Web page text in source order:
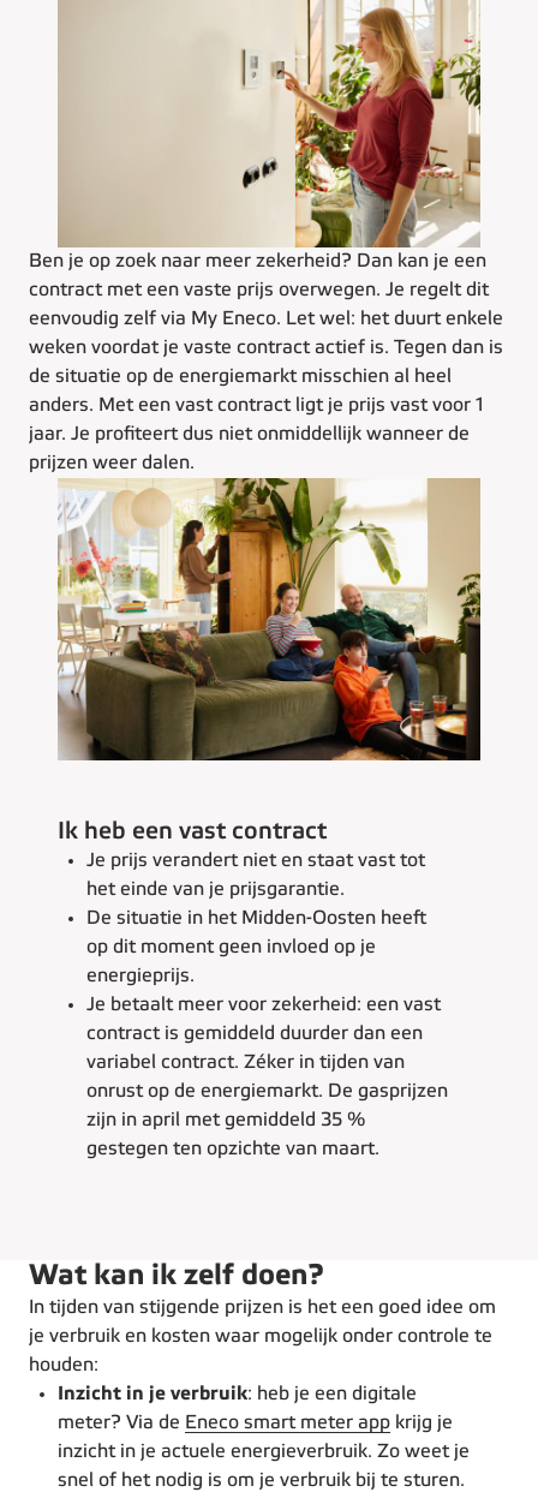
Ben je op zoek naar meer zekerheid? Dan kan je een
contract met een vaste prijs overwegen. Je regelt dit
eenvoudig zelf via My Eneco. Let wel: het duurt enkele
weken voordat je vaste contract actief is. Tegen dan is
de situatie op de energiemarkt misschien al heel
anders. Met een vast contract ligt je prijs vast voor 1
jaar. Je profiteert dus niet onmiddellijk wanneer de
prijzen weer dalen.
Ik heb een vast contract
Je prijs verandert niet en staat vast tot
het einde van je prijsgarantie.
De situatie in het Midden-Oosten heeft
op dit moment geen invloed op je
energieprijs.
Je betaalt meer voor zekerheid: een vast
contract is gemiddeld duurder dan een
variabel contract. Zéker in tijden van
onrust op de energiemarkt. De gasprijzen
zijn in april met gemiddeld 35 %
gestegen ten opzichte van maart.
Wat kan ik zelf doen?
In tijden van stijgende prijzen is het een goed idee om
je verbruik en kosten waar mogelijk onder controle te
houden:
Inzicht in je verbruik: heb je een digitale
meter? Via de Eneco smart meter app krijg je
inzicht in je actuele energieverbruik. Zo weet je
snel of het nodig is om je verbruik bij te sturen.